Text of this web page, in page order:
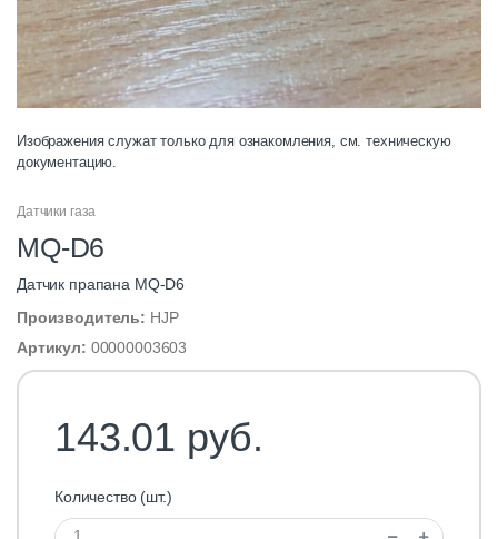
Изображения служат только для ознакомления, см. техническую
документацию.
Датчики газа
MQ-D6
Датчик прапана MQ-D6
Производитель: HJP
Артикул: 00000003603
143.01 руб.
Количество (шт.)